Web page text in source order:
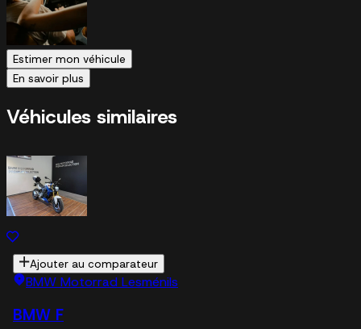
Estimer mon véhicule
En savoir plus
Véhicules similaires
Ajouter au comparateur
BMW Motorrad Lesménils
BMW F